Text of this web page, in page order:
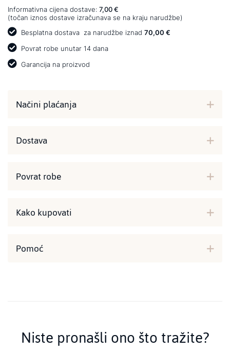
Informativna cijena dostave: 7,00 €
(točan iznos dostave izračunava se na kraju narudžbe)
Besplatna dostava za narudžbe iznad 70,00 €
Povrat robe unutar 14 dana
Garancija na proizvod
Načini plaćanja
Dostava
Povrat robe
Kako kupovati
Pomoć
Niste pronašli ono što tražite?